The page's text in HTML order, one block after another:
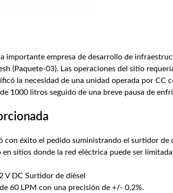
importante empresa de desarrollo de
(Paquete-03). Las operaciones del sitio
la necesidad de una unidad operada por
1000 litros seguido de una breve pausa de
con éxito el pedido suministrando el surtidor de
sitios donde la red eléctrica puede ser
V DC Surtidor de diésel
60 LPM con una precisión de +/- 0,2%.